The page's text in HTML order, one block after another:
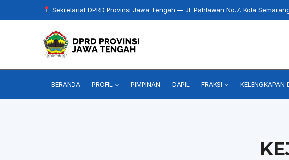
to
Sekretariat DPRD Provinsi Jawa Tengah — Jl. Pahlawan No.7, Kota
BERANDA PROFIL PIMPINAN DAPIL FRAKSI KELENGKAPAN